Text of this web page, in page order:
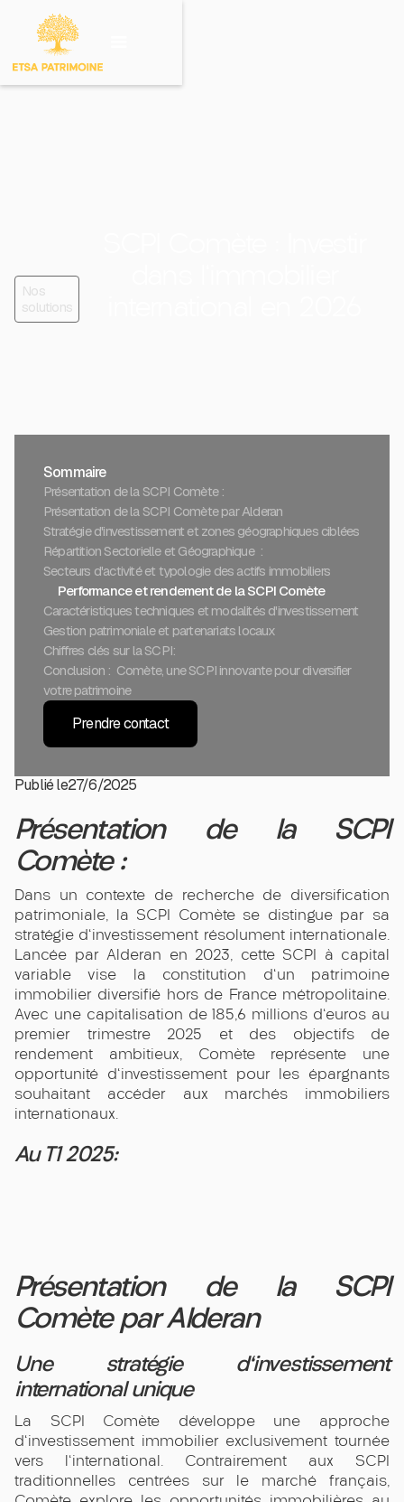
Investir sur un
produit
Nos
solutions
Sommaire
Présentation de la SCPI Comète :
Présentation de la SCPI Comète par Alderan
Stratégie d'investissement et zones géographiques ciblées
Répartition Sectorielle et Géographique :
Secteurs d'activité et typologie des actifs immobiliers
Performance et rendement de la SCPI Comète
Caractéristiques techniques et modalités d'investissement
Gestion patrimoniale et partenariats locaux
Chiffres clés sur la SCPI:
Conclusion : Comète, une SCPI innovante pour diversifier
votre patrimoine
Prendre contact
Publié le27/6/2025
Présentation de la SCPI
Comète :
Dans un contexte de recherche de diversification
patrimoniale, la SCPI Comète se distingue par sa
stratégie d'investissement résolument internationale.
Lancée par Alderan en 2023, cette SCPI à capital
variable vise la constitution d'un patrimoine
immobilier diversifié hors de France métropolitaine.
Avec une capitalisation de 185,6 millions d'euros au
premier trimestre 2025 et des objectifs de
rendement ambitieux, Comète représente une
opportunité d'investissement pour les épargnants
souhaitant accéder aux marchés immobiliers
internationaux.
Au T1 2025:
Présentation de la SCPI
Comète par Alderan
Une stratégie d'investissement
international unique
La SCPI Comète développe une approche
d'investissement immobilier exclusivement tournée
vers l'international. Contrairement aux SCPI
traditionnelles centrées sur le marché français,